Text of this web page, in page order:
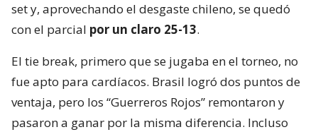
set y, aprovechando el desgaste chileno, se quedó
con el parcial por un claro 25-13.
El tie break, primero que se jugaba en el torneo, no
fue apto para cardíacos. Brasil logró dos puntos de
ventaja, pero los “Guerreros Rojos” remontaron y
pasaron a ganar por la misma diferencia. Incluso